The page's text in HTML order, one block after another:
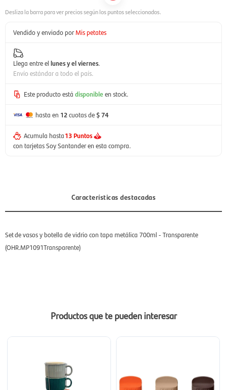
Vendido y enviado porMis petates
Llega entre el lunes y el viernes.
Envío estándar a todo el país.
Este producto está disponible en stock.
hasta en 12cuotas de$ 74
Acumula hasta13 Puntos
con tarjetas Soy Santander en esta compra.
Características destacadas
Set de vasos y botella de vidrio con tapa metálica 700ml - Transparente
(OHR.MP1091Transparente)
Productos que te pueden interesar